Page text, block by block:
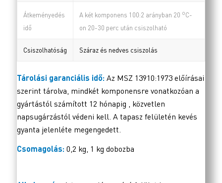
Átkeményedés
idő
A két komponens 100:2 arányban 20 oC-
on 20-30 perc után csiszolható
Csiszolhatóság Száraz és nedves csiszolás
Tárolási garanciális idő: Az MSZ 13910:1973 előírásai
szerint tárolva, mindkét komponensre vonatkozóan a
gyártástól számított 12 hónapig , közvetlen
napsugárzástól védeni kell. A tapasz felületén kevés
gyanta jelenléte megengedett.
Csomagolás: 0,2 kg, 1 kg dobozba